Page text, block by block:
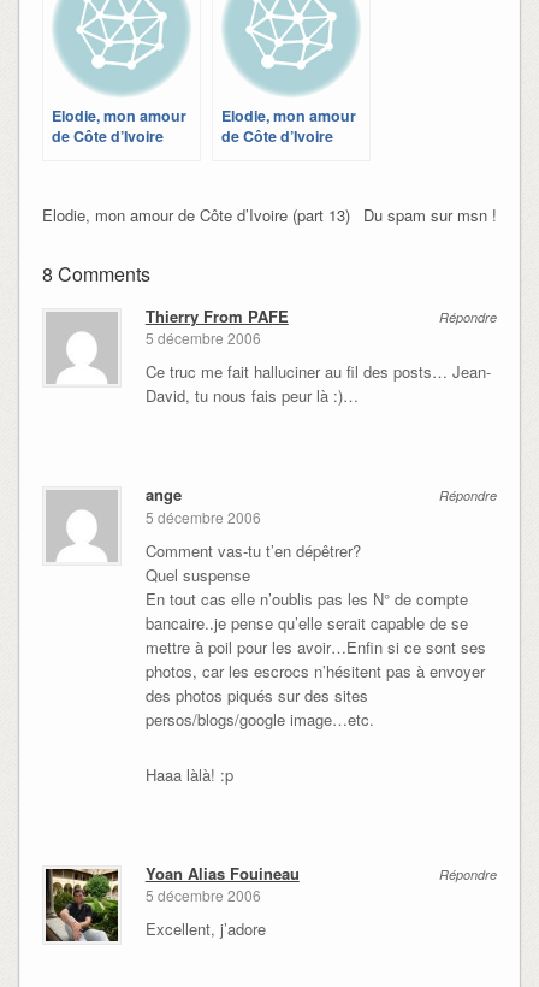
Elodie, mon amour
de Côte d’Ivoire
Elodie, mon amour
de Côte d’Ivoire
Du spam sur msn !
Elodie, mon amour de Côte d’Ivoire (part 13)
8 Comments
Répondre
Thierry From PAFE
5 décembre 2006
Ce truc me fait halluciner au fil des posts… Jean-
David, tu nous fais peur là :)…
Répondre
ange
5 décembre 2006
Comment vas-tu t’en dépêtrer?
Quel suspense
En tout cas elle n’oublis pas les N° de compte
bancaire..je pense qu’elle serait capable de se
mettre à poil pour les avoir…Enfin si ce sont ses
photos, car les escrocs n’hésitent pas à envoyer
des photos piqués sur des sites
persos/blogs/google image…etc.
Haaa làlà! :p
Répondre
Yoan Alias Fouineau
5 décembre 2006
Excellent, j’adore